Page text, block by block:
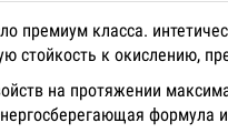
премиум класса.
стойкость к окислению,
на протяжении
формула